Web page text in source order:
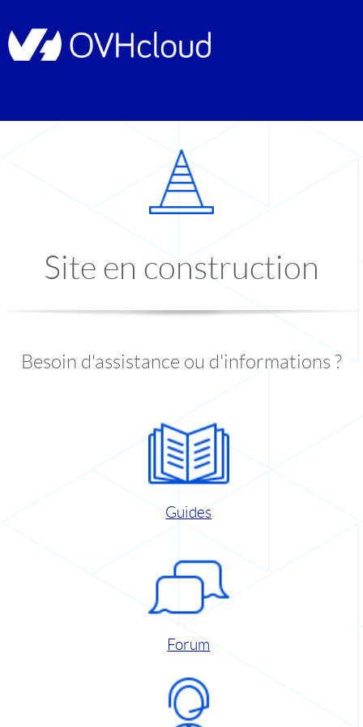
Site en construction
Besoin d'assistance ou d'informations ?
Guides
Forum